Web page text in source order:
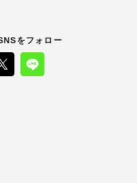
をフォロー